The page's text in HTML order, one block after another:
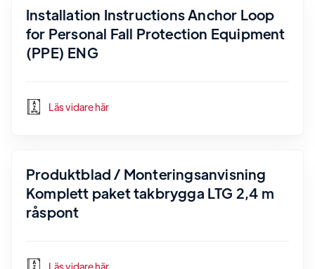
Installation Instructions Anchor Loop
for Personal Fall Protection Equipment
(PPE) ENG
Läs vidare här
Produktblad / Monteringsanvisning
Komplett paket takbrygga LTG 2,4 m
råspont
Läs vidare här